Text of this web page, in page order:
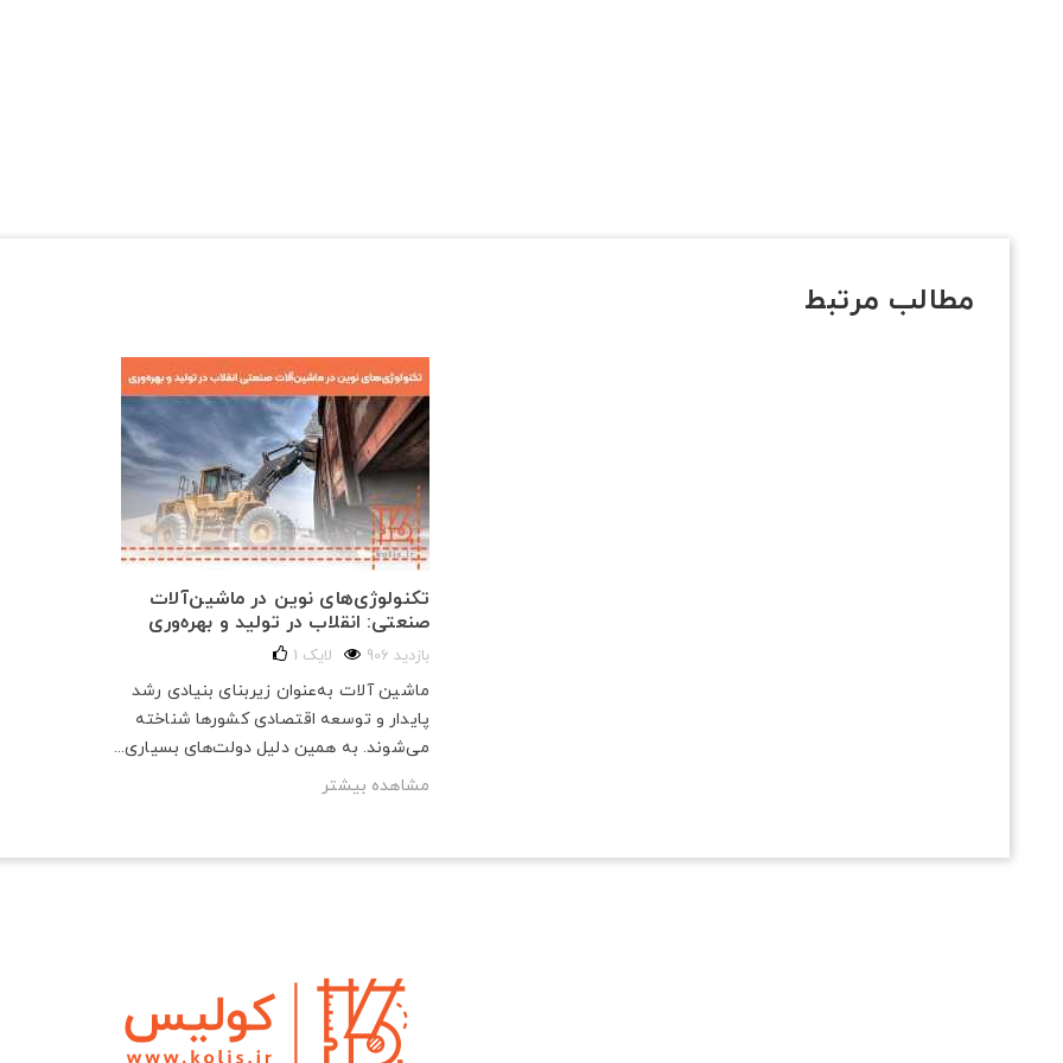
مطالب مرتبط
تکنولوژی‌های نوین در ماشین‌آلات
صنعتی: انقلاب در تولید و بهره‌وری
906 بازدید 1 لایک
ماشین آلات به‌عنوان زیربنای بنیادی رشد
پایدار و توسعه اقتصادی کشورها شناخته
می‌شوند. به همین دلیل دولت‌های بسیاری...
مشاهده بیشتر